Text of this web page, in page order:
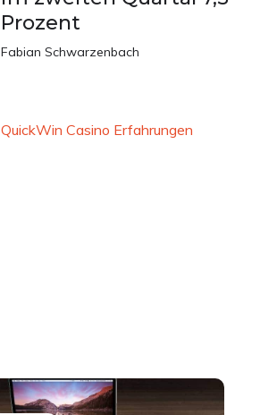
Prozent
Fabian Schwarzenbach
QuickWin Casino Erfahrungen